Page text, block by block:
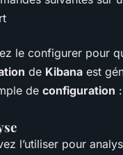
le configurer pour
de Kibana est
de configuration
l’utiliser pour